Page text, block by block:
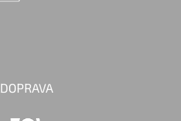
DOPRAVA